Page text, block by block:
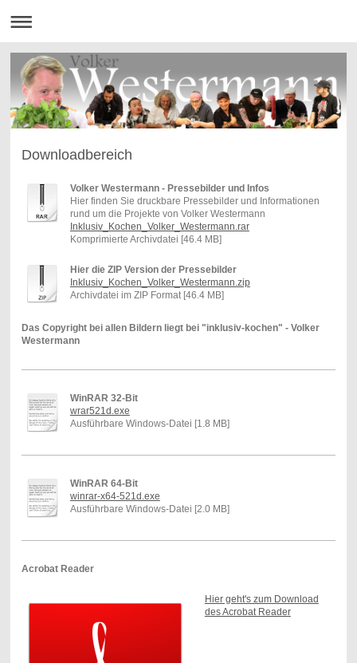
Downloadbereich
Volker Westermann - Pressebilder und Infos
Hier finden Sie druckbare Pressebilder und Informationen
rund um die Projekte von Volker Westermann
Inklusiv_Kochen_Volker_Westermann.rar
Komprimierte Archivdatei [46.4 MB]
Hier die ZIP Version der Pressebilder
Inklusiv_Kochen_Volker_Westermann.zip
Archivdatei im ZIP Format [46.4 MB]
Das Copyright bei allen Bildern liegt bei "inklusiv-kochen" - Volker
Westermann
WinRAR 32-Bit
wrar521d.exe
Ausführbare Windows-Datei [1.8 MB]
WinRAR 64-Bit
winrar-x64-521d.exe
Ausführbare Windows-Datei [2.0 MB]
Acrobat Reader
Hier geht's zum Download
des Acrobat Reader